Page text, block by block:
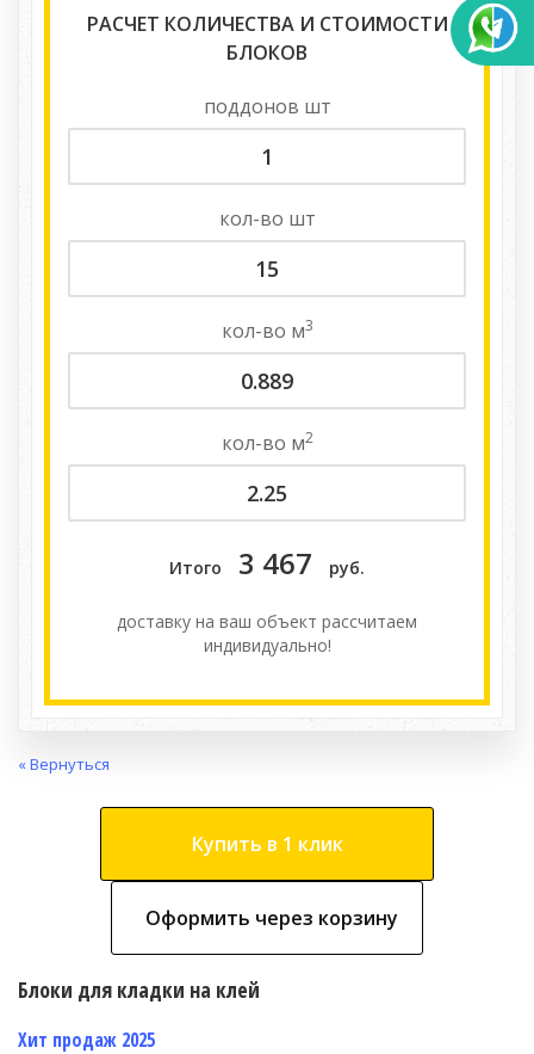
РАСЧЕТ КОЛИЧЕСТВА И СТОИМОСТИ
БЛОКОВ
поддонов шт
кол-во шт
кол-во м3
кол-во м2
Итого 3 467 руб.
доставку на ваш объект расcчитаем
индивидуально!
« Вернуться
Купить в 1 клик
Оформить через корзину
Блоки для кладки на клей
Хит продаж 2025